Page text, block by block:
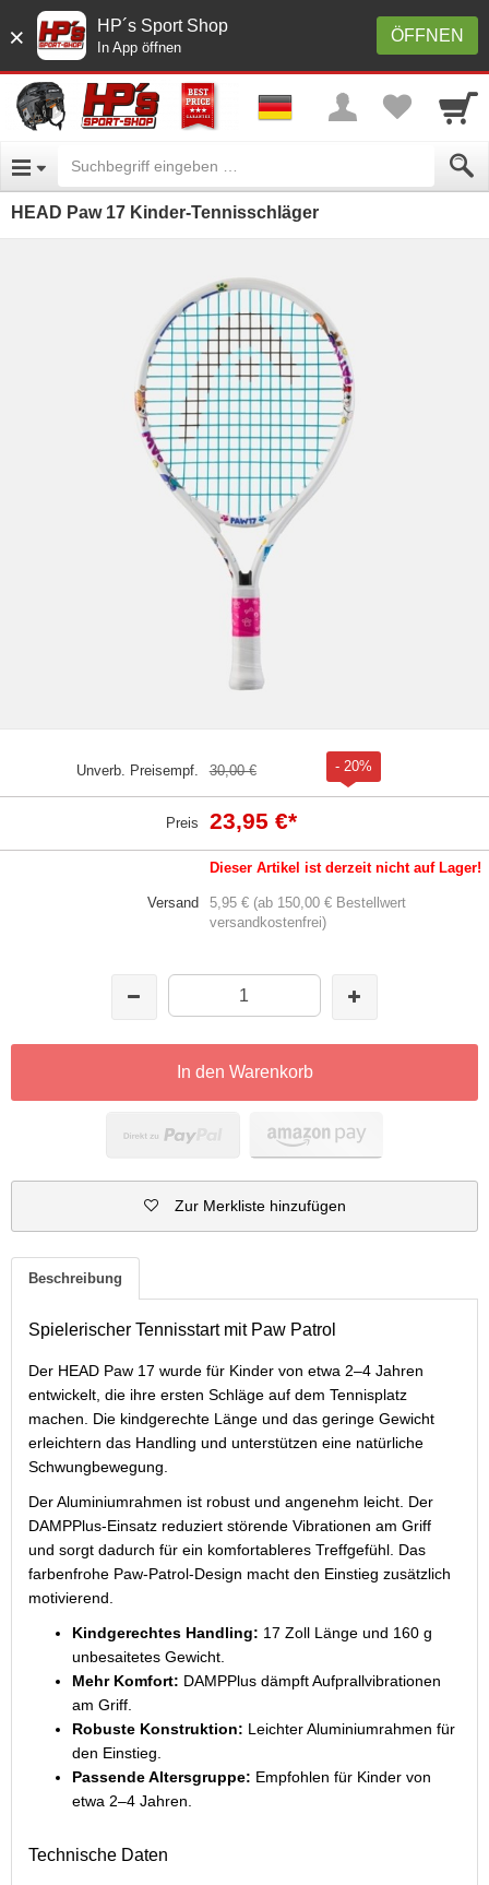
× ÖFFNEN
HP´s Sport Shop
In App öffnen
HEAD Paw 17 Kinder-Tennisschläger
Unverb. Preisempf. 30,00 € - 20%
Preis 23,95 €*
Dieser Artikel ist derzeit nicht auf Lager!
Versand
5,95 € (ab 150,00 € Bestellwert
versandkostenfrei)
In den Warenkorb
Zur Merkliste hinzufügen
Beschreibung
Spielerischer Tennisstart mit Paw Patrol
Der HEAD Paw 17 wurde für Kinder von etwa 2–4 Jahren
entwickelt, die ihre ersten Schläge auf dem Tennisplatz
machen. Die kindgerechte Länge und das geringe Gewicht
erleichtern das Handling und unterstützen eine natürliche
Schwungbewegung.
Der Aluminiumrahmen ist robust und angenehm leicht. Der
DAMPPlus-Einsatz reduziert störende Vibrationen am Griff
und sorgt dadurch für ein komfortableres Treffgefühl. Das
farbenfrohe Paw-Patrol-Design macht den Einstieg zusätzlich
motivierend.
Kindgerechtes Handling: 17 Zoll Länge und 160 g
unbesaitetes Gewicht.
Mehr Komfort: DAMPPlus dämpft Aufprallvibrationen
am Griff.
Robuste Konstruktion: Leichter Aluminiumrahmen für
den Einstieg.
Passende Altersgruppe: Empfohlen für Kinder von
etwa 2–4 Jahren.
Technische Daten